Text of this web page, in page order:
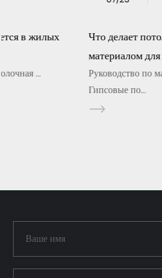
Что делает потолочную
материалом для сов...
Руководство по материалам для